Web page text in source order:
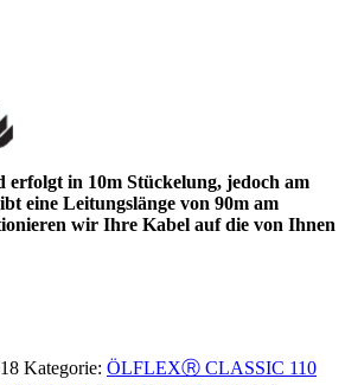
erfolgt in 10m Stückelung, jedoch am
eine Leitungslänge von 90m am
wir Ihre Kabel auf die von Ihnen
Kategorie: ÖLFLEXⓇ CLASSIC 110